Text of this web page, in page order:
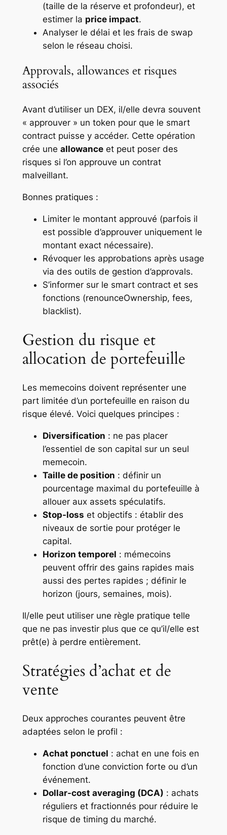
(taille de la réserve et profondeur), et
estimer la price impact.
Analyser le délai et les frais de swap
selon le réseau choisi.
Approvals, allowances et risques
associés
Avant d’utiliser un DEX, il/elle devra souvent
« approuver » un token pour que le smart
contract puisse y accéder. Cette opération
crée une allowanceet peut poser des
risques si l’on approuve un contrat
malveillant.
Bonnes pratiques :
Limiter le montant approuvé (parfois il
est possible d’approuver uniquement le
montant exact nécessaire).
Révoquer les approbations après usage
via des outils de gestion d’approvals.
S’informer sur le smart contract et ses
fonctions (renounceOwnership, fees,
blacklist).
Gestion du risque et
allocation de portefeuille
Les memecoins doivent représenter une
part limitée d’un portefeuille en raison du
risque élevé. Voici quelques principes :
Diversification : ne pas placer
l’essentiel de son capital sur un seul
memecoin.
Taille de position : définir un
pourcentage maximal du portefeuille à
allouer aux assets spéculatifs.
Stop-loss et objectifs : établir des
niveaux de sortie pour protéger le
capital.
Horizon temporel : mémecoins
peuvent offrir des gains rapides mais
aussi des pertes rapides ; définir le
horizon (jours, semaines, mois).
Il/elle peut utiliser une règle pratique telle
que ne pas investir plus que ce qu’il/elle est
prêt(e) à perdre entièrement.
Stratégies d’achat et de
vente
Deux approches courantes peuvent être
adaptées selon le profil :
Achat ponctuel : achat en une fois en
fonction d’une conviction forte ou d’un
événement.
Dollar-cost averaging (DCA) : achats
réguliers et fractionnés pour réduire le
risque de timing du marché.